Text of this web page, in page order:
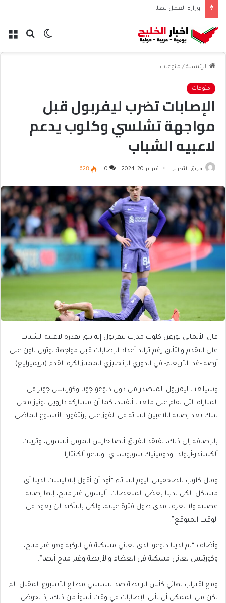
بحث الوضع
الرئيسية / منوعات
منوعات
الإصابات تضرب ليفربول قبل
مواجهة تشلسي وكلوب يدعم
لاعبيه الشباب
فريق التحرير فبراير 20, 2024 0
628
قال الألماني يورغن كلوب مدرب ليفربول إنه يثق بقدرة لاعبيه الشباب
على التقدم والتألق رغم تزايد أعداد الإصابات قبل مواجهة لوتون تاون على
أرضه -غدا الأربعاء- في الدوري الإنجليزي الممتاز لكرة القدم (بريميرليغ).
وسيلعب ليفربول المتصدر من دون ديوغو جوتا وكورتيس جونز في
المباراة التي تقام على ملعب أنفيلد، كما أن مشاركة داروين نونيز محل
شك بعد إصابة اللاعبين الثلاثة في الفوز على برنتفورد الأسبوع الماضي.
بالإضافة إلى ذلك، يفتقد الفريق أيضا حارس المرمى أليسون، وترينت
ألكسندر-أرنولد، ودومينيك سوبوسلاي، وتياغو ألكانتارا.
وقال كلوب للصحفيين اليوم الثلاثاء “أود أن أقول إنه ليست لدينا أي
مشاكل، لكن لدينا بعض المنغصات. أليسون غير متاح، إنها إصابة
عضلية ولا نعرف مدى طول فترة غيابه، ولكن بالتأكيد لن يعود في
الوقت المتوقع”.
وأضاف “ثم لدينا ديوغو الذي يعاني مشكلة في الركبة وهو غير متاح،
وكورتيس يعاني مشكلة في العظام والأربطة وغير متاح أيضا”.
ومع اقتراب نهائي كأس الرابطة ضد تشلسي مطلع الأسبوع المقبل، لم
يكن من الممكن أن تأتي الإصابات في وقت أسوأ من ذلك، إذ يخوض